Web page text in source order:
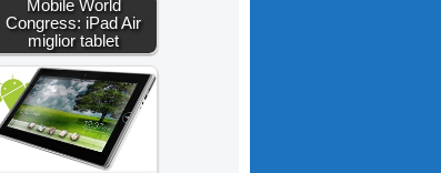
Mobile World
Congress: iPad Air
miglior tablet